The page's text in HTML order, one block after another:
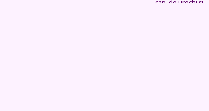
bolilor de inimă şi a